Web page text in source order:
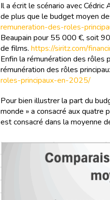
Il a écrit le scénario avec
de plus que le budget moyen
remuneration-des-roles-
Beaupain pour 55 000 €, soit
de films. https://siritz.com/
Enfin la rémunération des rôles
rémunération des rôles
roles-principaux-en-2025/
Pour bien illustrer la part du
monde » a consacré aux quatre
est consacré dans la moyenne